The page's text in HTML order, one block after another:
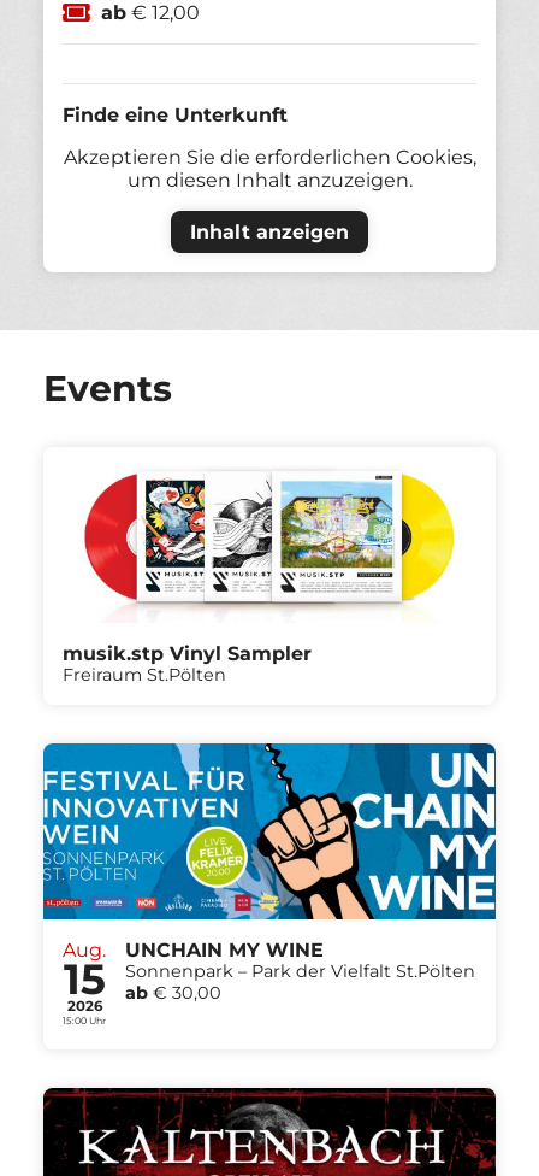
ab € 12,00
Finde eine Unterkunft
Akzeptieren Sie die erforderlichen Cookies,
um diesen Inhalt anzuzeigen.
Inhalt anzeigen
Events
musik.stp Vinyl Sampler
Freiraum St.Pölten
Aug.
15
2026
15:00 Uhr
UNCHAIN MY WINE
Sonnenpark – Park der Vielfalt St.Pölten
ab € 30,00